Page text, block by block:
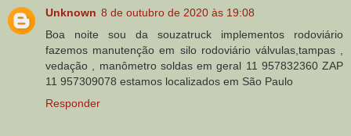
Unknown 8 de outubro de 2020 às 19:08
Boa noite sou da souzatruck implementos rodoviário
fazemos manutenção em silo rodoviário válvulas,tampas ,
vedação , manômetro soldas em geral 11 957832360 ZAP
11 957309078 estamos localizados em São Paulo
Responder